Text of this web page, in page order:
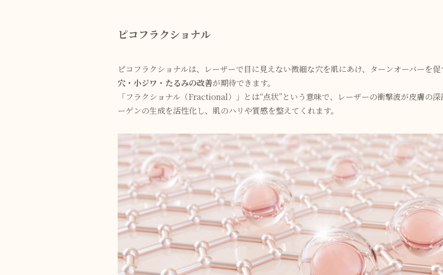
ピコフラクショナル
ピコフラクショナルは、レーザーで目に見えない微細な穴を肌にあけ、ターンオーバーを
穴・小ジワ・たるみの改善が期待できます。
「フラクショナル（Fractional）」とは“点状”という意味で、レーザーの衝撃波が皮膚の
ーゲンの生成を活性化し、肌のハリや質感を整えてくれます。